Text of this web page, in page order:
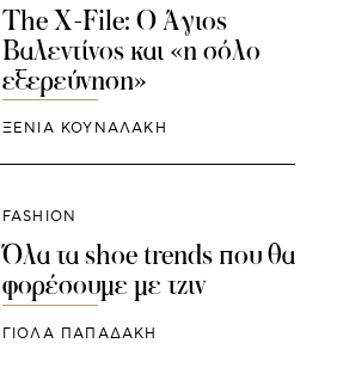
The X-File: Ο Άγιος
Βαλεντίνος και «η σόλο
εξερεύνηση»
ΞΕΝΙΑ ΚΟΥΝΑΛΑΚΗ
FASHION
Όλα τα shoe trends που θα
φορέσουμε με τζιν
ΓΙΌΛΑ ΠΑΠΑΔΆΚΗ